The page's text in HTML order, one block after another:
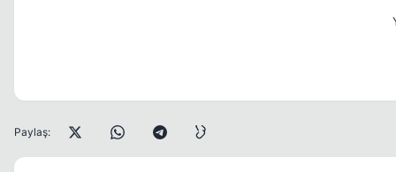
Paylaş: